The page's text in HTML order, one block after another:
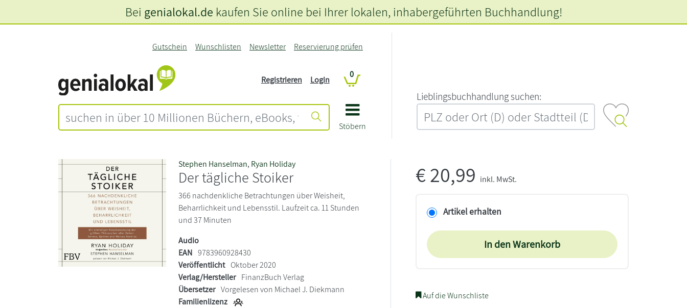
Stöbern
Gutschein Wunschlisten Newsletter Reservierung prüfen
Registrieren Login
0
L‍i‍e‍b‍l‍i‍n‍g‍s‍b‍u‍c‍h‍h‍a‍n‍d‍l‍u‍n‍g‍ ‍s‍u‍c‍h‍e‍n‍:‍
Bei genialokal.de kaufen Sie online bei Ihrer lokalen, inhabergeführten Buchhandlung!
Stephen Hanselman, Ryan Holiday
Der tägliche Stoiker
366 nachdenkliche Betrachtungen über Weisheit,
Beharrlichkeit und Lebensstil. Laufzeit ca. 11 Stunden
und 37 Minuten
Audio
EAN 9783960928430
Veröffentlicht Oktober 2020
Verlag/Hersteller FinanzBuch Verlag
Übersetzer Vorgelesen von Michael J. Diekmann
Familienlizenz
€20,99 inkl. MwSt.
Artikel erhalten
In den Warenkorb
Auf die Wunschliste